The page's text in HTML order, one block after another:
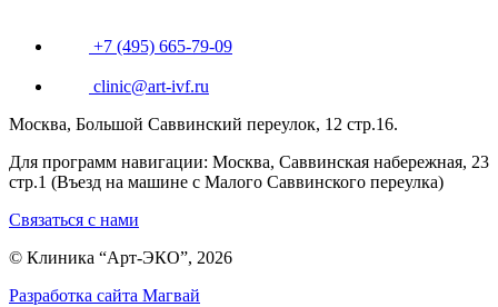
+7 (495) 665-79-09
clinic@art-ivf.ru
Москва, Большой Саввинский переулок, 12 стр.16.
Для программ навигации: Москва, Саввинская набережная, 23
стр.1 (Въезд на машине с Малого Саввинского переулка)
Связаться с нами
© Клиника “Арт-ЭКО”, 2026
Разработка сайта Магвай